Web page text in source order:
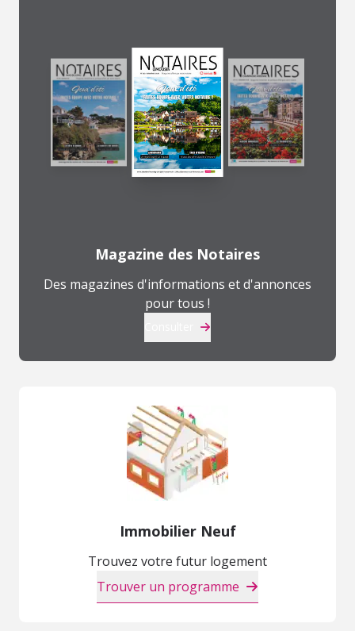
Magazine des Notaires
Des magazines d'informations et d'annonces
pour tous !
Immobilier Neuf
Trouvez votre futur logement
Trouver un programme